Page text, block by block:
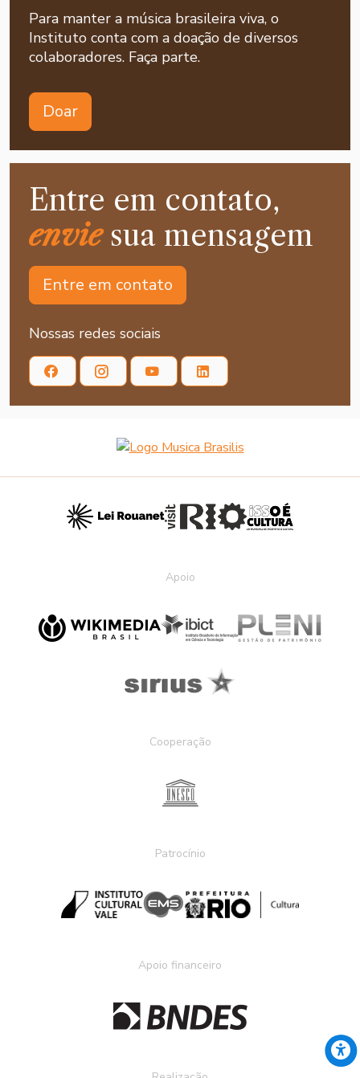
Para manter a música brasileira viva, o
Instituto conta com a doação de diversos
colaboradores. Faça parte.
Doar
Entre em contato,
enviesua mensagem
Entre em contato
Nossas redes sociais
Apoio
Cooperação
Patrocínio
Apoio financeiro